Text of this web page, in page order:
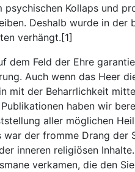
Kollaps und
Deshalb wurde in
verhängt.[1]
Feld der Ehre
Auch wenn das Heer
mit der Beharrlichkeit
haben wir
aller möglichen
der fromme Drang
inneren religiösen
verkamen, die den